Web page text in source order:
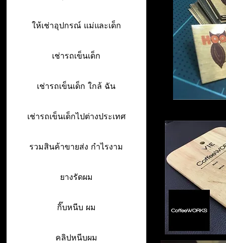
ให้เช่าอุปกรณ์ แม่และเด็ก
เช่ารถเข็นเด็ก
เช่ารถเข็นเด็ก ใกล้ ฉัน
เช่ารถเข็นเด็กไปต่างประเทศ
รวมสินค้าขายส่ง กำไรงาม
ยางรัดผม
กิ๊บหนีบ ผม
คลิปหนีบผม